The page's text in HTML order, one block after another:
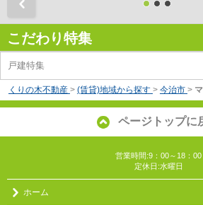
こだわり特集
戸建特集
くりの木不動産 > (賃貸)地域から探す > 今治市 >
ページトップに
営業時間:9：00～18：00
定休日:水曜日
ホーム